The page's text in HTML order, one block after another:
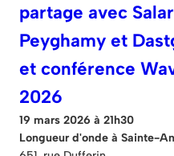
partage avec
Peyghamy et
et conférence
2026
19 mars 2026 à 21h30
Longueur d'onde à Sainte-